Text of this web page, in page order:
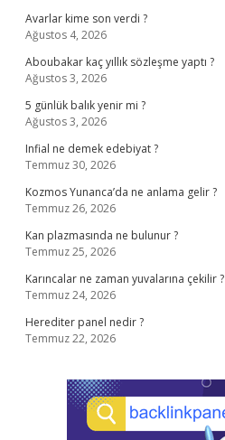
Avarlar kime son verdi ?
Ağustos 4, 2026
Aboubakar kaç yıllık sözleşme yaptı ?
Ağustos 3, 2026
5 günlük balık yenir mi ?
Ağustos 3, 2026
Infial ne demek edebiyat ?
Temmuz 30, 2026
Kozmos Yunanca’da ne anlama gelir ?
Temmuz 26, 2026
Kan plazmasında ne bulunur ?
Temmuz 25, 2026
Karıncalar ne zaman yuvalarına çekilir ?
Temmuz 24, 2026
Herediter panel nedir ?
Temmuz 22, 2026